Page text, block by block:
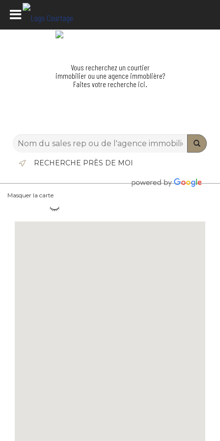
Vous recherchez un courtier
immobilier ou une agence immoblière?
Faites votre recherche ici.
RECHERCHE PRÈS DE MOI
Masquer la carte